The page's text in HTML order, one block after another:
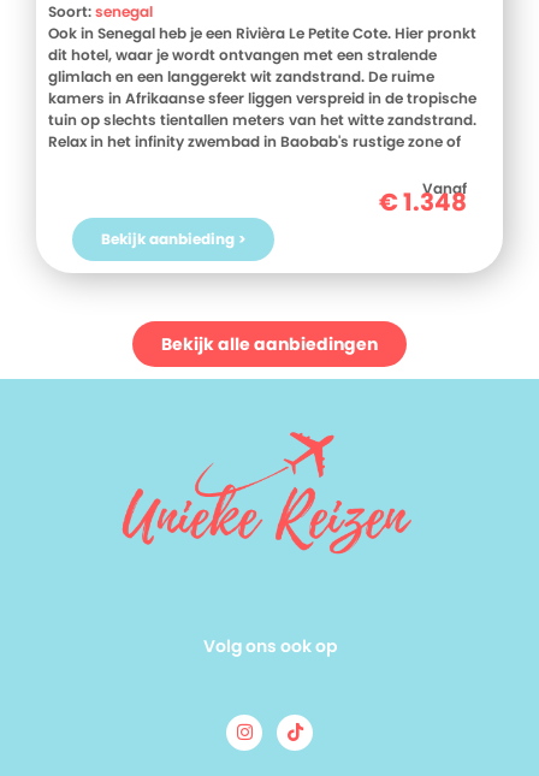
Soort:senegal
Ook in Senegal heb je een Rivièra Le Petite Cote. Hier pronkt
dit hotel, waar je wordt ontvangen met een stralende
glimlach en een langgerekt wit zandstrand. De ruime
kamers in Afrikaanse sfeer liggen verspreid in de tropische
tuin op slechts tientallen meters van het witte zandstrand.
Relax in het infinity zwembad in Baobab's rustige zone of
klaarmaken. Een uitstekende keuze voor iedereen die wil
genieten van zon, zee en strand met een Afrikaans tintje.
Vanaf
€1.348
Bekijk aanbieding >
Bekijk alle aanbiedingen
Volg ons ook op